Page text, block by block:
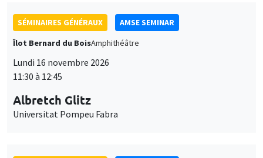
SÉMINAIRES GÉNÉRAUX
AMSE SEMINAR
Îlot Bernard du BoisAmphithéâtre
Lundi 16 novembre 2026
11:30 à 12:45
Albretch Glitz
Universitat Pompeu Fabra